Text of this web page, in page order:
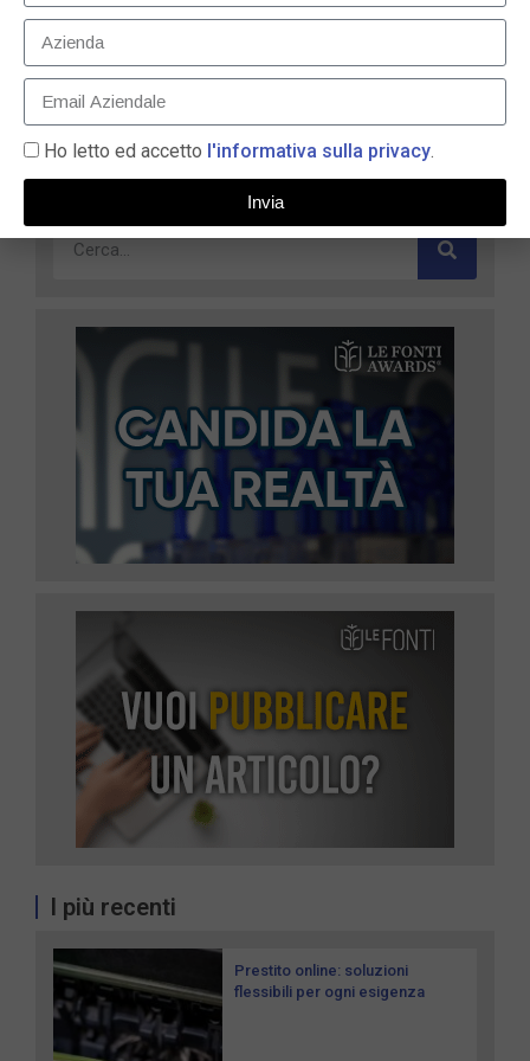
Carta prepagata N26: la soluzione smart per gestire
le tue finanze nel 2025
LEGGI TUTTO »
I più recenti
Prestito online: soluzioni
flessibili per ogni esigenza
Ho letto ed accetto l'informativa sulla privacy.
Invia